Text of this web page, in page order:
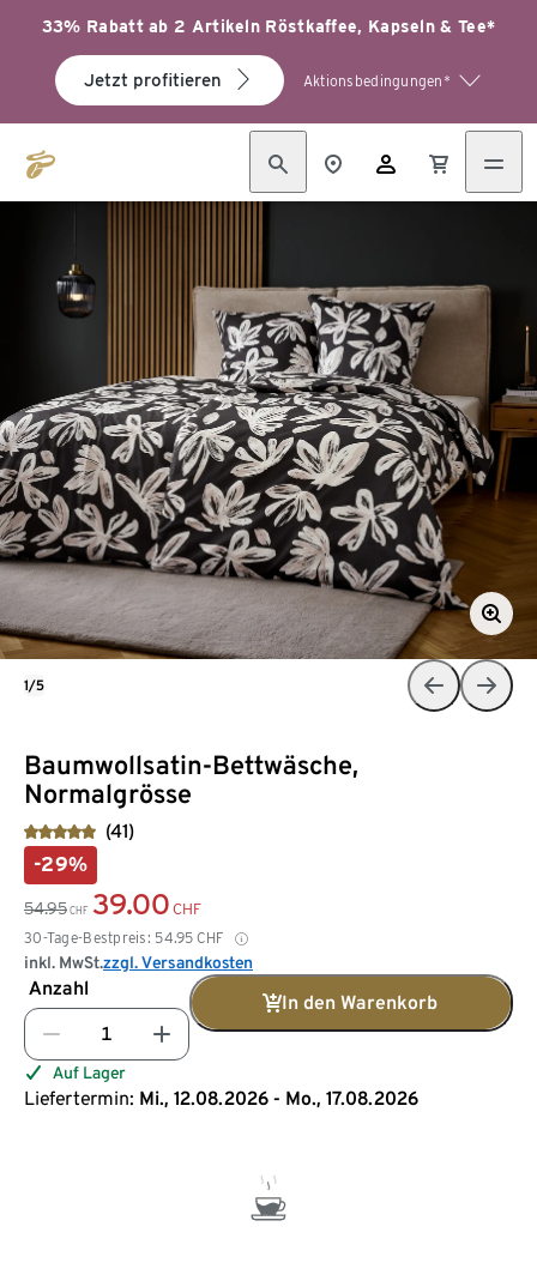
33% Rabatt ab 2 Artikeln Röstkaffee, Kapseln & Tee*
Jetzt profitieren Aktionsbedingungen*
Baumwollsatin-Bettwäsche,
Normalgrösse
(41)
-29%
54.95 CHF 39.00 CHF
30-Tage-Bestpreis: 54.95 CHF
inkl. MwSt.zzgl. Versandkosten
Anzahl
In den Warenkorb
Auf Lager
Liefertermin: Mi., 12.08.2026 - Mo., 17.08.2026
1/5